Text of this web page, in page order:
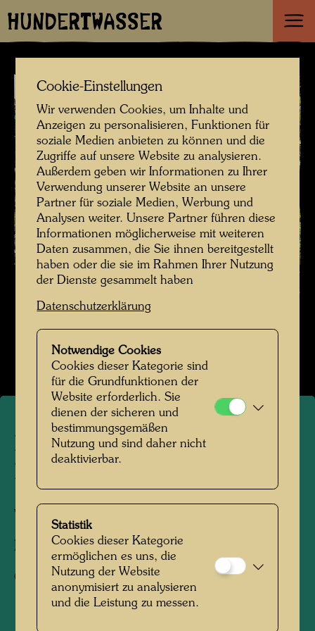
HUNDERTWASSER
Hundertwassers erster Besuch des Giardino Eden , Fotograf: Unbekannt
Unknown © Hundertwasser Archiv
Bildergalerie öffnen
Hundertwassers erster
Besuch des Giardino Eden
Venedig, 1979
Fotograf:Unbekannt Unknown
Copyright:Hundertwasser Archiv
Cookie-Einstellungen
Wir verwenden Cookies, um Inhalte und
Anzeigen zu personalisieren, Funktionen für
soziale Medien anbieten zu können und die
Zugriffe auf unsere Website zu analysieren.
Außerdem geben wir Informationen zu Ihrer
Verwendung unserer Website an unsere
Partner für soziale Medien, Werbung und
Analysen weiter. Unsere Partner führen diese
Informationen möglicherweise mit weiteren
Daten zusammen, die Sie ihnen bereitgestellt
haben oder die sie im Rahmen Ihrer Nutzung
der Dienste gesammelt haben
Datenschutzerklärung
Notwendige Cookies
Cookies dieser Kategorie sind
für die Grundfunktionen der
Website erforderlich. Sie
dienen der sicheren und
bestimmungsgemäßen
Nutzung und sind daher nicht
deaktivierbar.
Statistik
Cookies dieser Kategorie
ermöglichen es uns, die
Nutzung der Website
anonymisiert zu analysieren
und die Leistung zu messen.